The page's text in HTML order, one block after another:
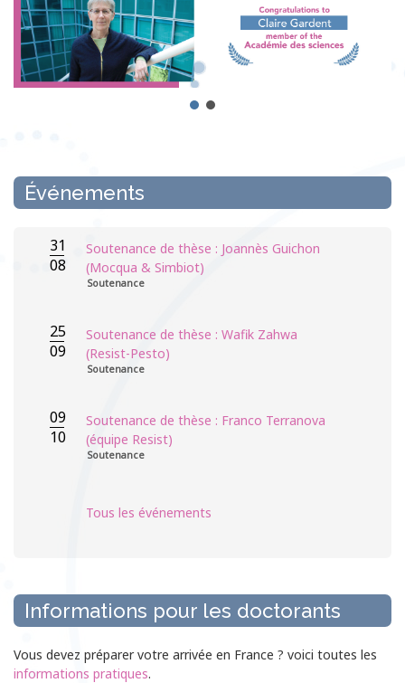
Événements
31
08
Soutenance de thèse : Joannès Guichon
(Mocqua & Simbiot)
Soutenance
25
09
Soutenance de thèse : Wafik Zahwa
(Resist-Pesto)
Soutenance
09
10
Soutenance de thèse : Franco Terranova
(équipe Resist)
Soutenance
Tous les événements
Informations pour les doctorants
Vous devez préparer votre arrivée en France ? voici toutes les
informations pratiques.